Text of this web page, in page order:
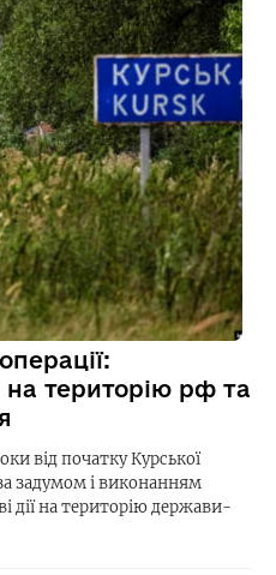
на територію рф та
від початку Курської
задумом і виконанням
дії на територію держави-